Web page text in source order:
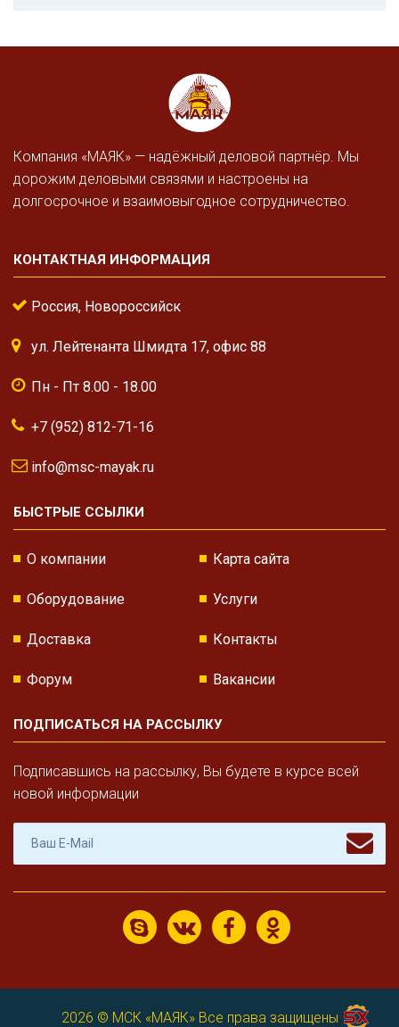
Компания «МАЯК» — надёжный деловой партнёр. Мы
дорожим деловыми связями и настроены на
долгосрочное и взаимовыгодное сотрудничество.
КОНТАКТНАЯ ИНФОРМАЦИЯ
Россия, Новороссийск
ул. Лейтенанта Шмидта 17, офис 88
Пн - Пт 8.00 - 18.00
+7 (952) 812-71-16
info@msc-mayak.ru
БЫСТРЫЕ ССЫЛКИ
О компании Карта сайта
Оборудование Услуги
Доставка Контакты
Форум Вакансии
ПОДПИСАТЬСЯ НА РАССЫЛКУ
Подписавшись на рассылку, Вы будете в курсе всей
новой информации
2026 © МСК «МАЯК»Все права защищены